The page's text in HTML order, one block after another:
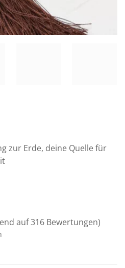
zur Erde, deine Quelle für
auf 316 Bewertungen)